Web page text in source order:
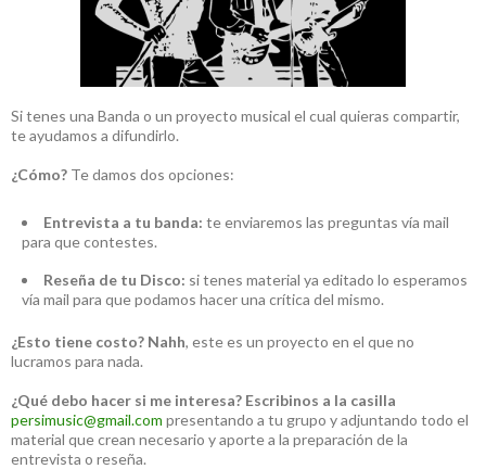
Si tenes una Banda o un proyecto musical el cual quieras compartir,
te ayudamos a difundirlo.
¿Cómo? Te damos dos opciones:
Entrevista a tu banda: te enviaremos las preguntas vía mail
para que contestes.
Reseña de tu Disco: si tenes material ya editado lo esperamos
vía mail para que podamos hacer una crítica del mismo.
¿Esto tiene costo? Nahh, este es un proyecto en el que no
lucramos para nada.
¿Qué debo hacer si me interesa? Escribinos a la casilla
persimusic@gmail.com presentando a tu grupo y adjuntando todo el
material que crean necesario y aporte a la preparación de la
entrevista o reseña.